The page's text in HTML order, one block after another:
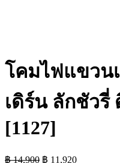
โคมไฟแขวน
เดิร์น ลักชัวรี่
[1127]
฿14,900 Original
฿ 11,920Current